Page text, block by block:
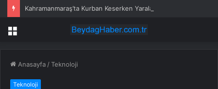
Kahramanmaraş’ta Kurban Keserken Yaralanma
Menü
Anasayfa /Teknoloji
Teknoloji